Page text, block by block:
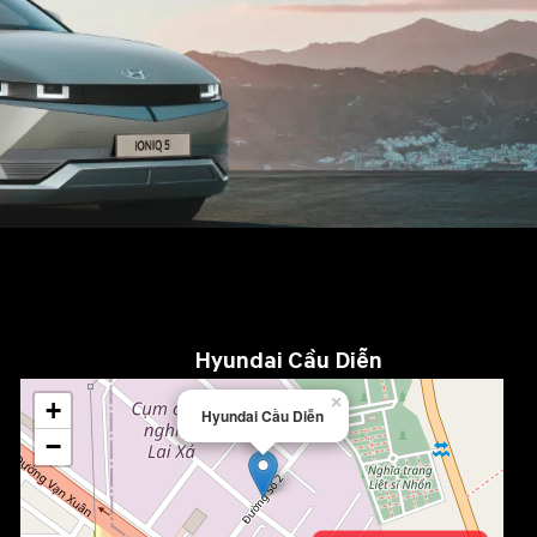
Hyundai Cầu Diễn
Hyundai Cầu Diễn
×
+
−